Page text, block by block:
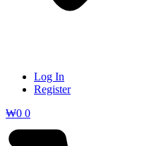
Log In
Register
₩0 0